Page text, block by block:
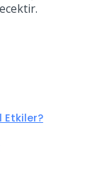
Etkiler?